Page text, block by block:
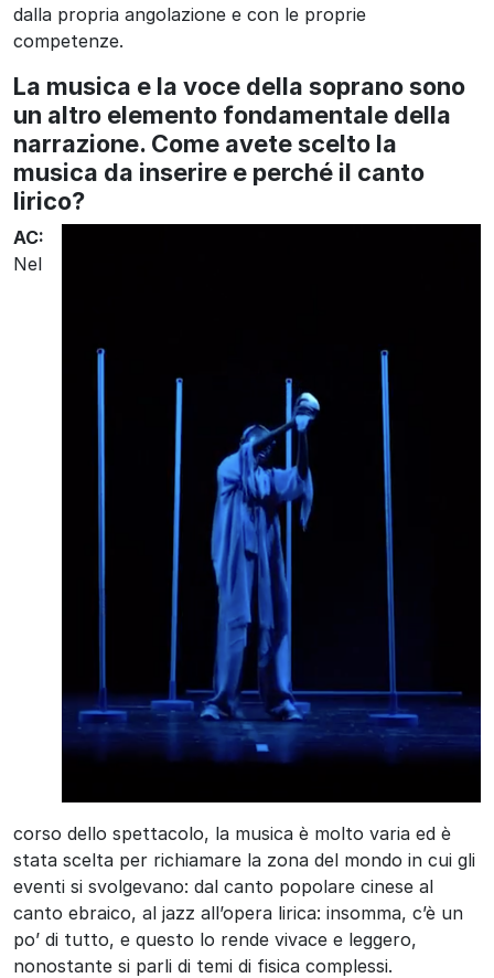
dalla propria angolazione e con le proprie
competenze.
La musica e la voce della soprano sono
un altro elemento fondamentale della
narrazione. Come avete scelto la
musica da inserire e perché il canto
lirico?
AC:
Nel
corso dello spettacolo, la musica è molto varia ed è
stata scelta per richiamare la zona del mondo in cui gli
eventi si svolgevano: dal canto popolare cinese al
canto ebraico, al jazz all’opera lirica: insomma, c’è un
po’ di tutto, e questo lo rende vivace e leggero,
nonostante si parli di temi di fisica complessi.